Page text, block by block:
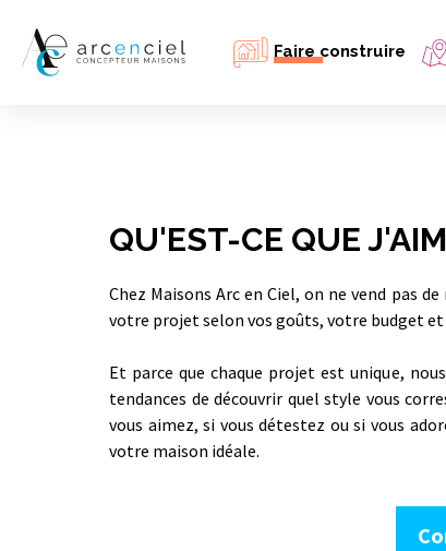
Faire construire
QU'EST-CE QUE
Chez Maisons Arc en Ciel, on ne vend pas
votre projet selon vos goûts, votre budget
Et parce que chaque projet est unique,
tendances de découvrir quel style vous
vous aimez, si vous détestez ou si vous
votre maison idéale.